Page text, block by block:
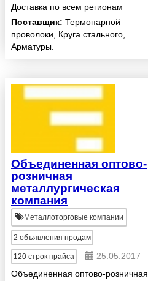
Доставка по всем регионам
России
Поставщик: Термопарной
проволоки, Круга стального,
Арматуры.
Объединенная оптово-
розничная
металлургическая
компания
Металлоторговые компании
2 объявления продам
120 строк прайса
25.05.2017
Объединенная оптово-розничная